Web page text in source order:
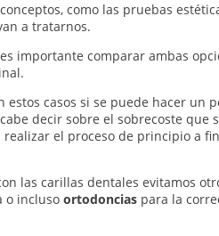
como las pruebas
a tratarnos.
importante comparar ambas
casos si se puede hacer un
decir sobre el sobrecoste
el proceso de principio a
las carillas dentales evitamos
o incluso ortodoncias para la